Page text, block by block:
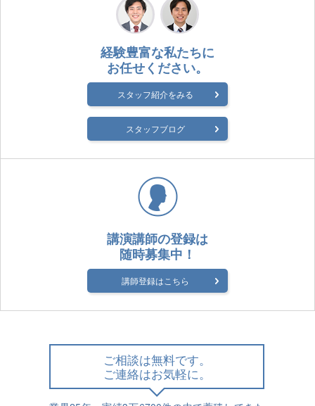
経験豊富な私たちに
お任せください。
スタッフ紹介をみる
スタッフブログ
講演講師の登録は
随時募集中！
講師登録はこちら
ご相談は無料です。
ご連絡はお気軽に。